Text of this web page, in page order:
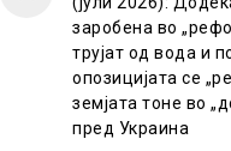
заробена во
трујат од вода и
опозицијата се
земјата тоне во
пред Украина